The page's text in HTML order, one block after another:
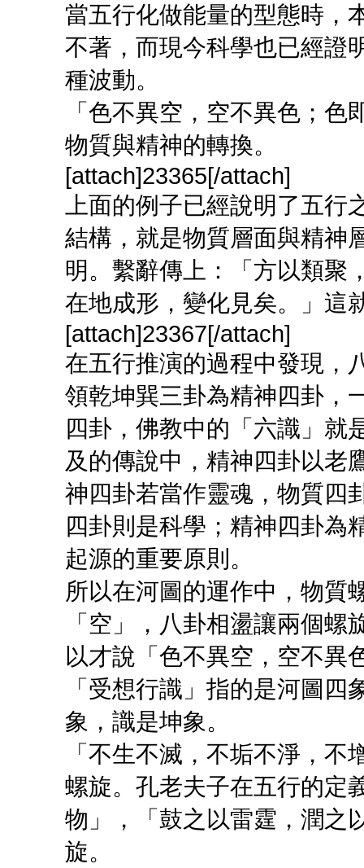
當五行化做能量的型態時，
不著，而現今科學也已經證
種波動。
「色不異空，空不異色；
物質與精神的轉換。
[attach]23365[/attach]
上面的例子已經說明了五
結構，就是物質層面與精神
明。繫辭傳上：「方以類聚
在地成形，變化見矣。」這
[attach]23367[/attach]
在五行推演的過程中發現，
領乾坤巽三卦為精神四卦，
四卦，佛教中的「六識」就
及的傳說中，精神四卦以老
神四卦若當作靈魂，物質四
四卦則是科學；精神四卦為
起源的重要原則。
所以在河圖的運作中，物質
「空」，八卦相盪讓兩個
以才說「色不異空，空不異
「受想行識」指的是河圖
象，識是坤象。
「不生不滅，不垢不淨，
螺旋。孔老夫子在五行的定
物」，「鼓之以雷霆，潤之
旋。